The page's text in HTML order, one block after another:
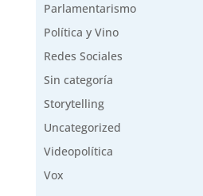
Parlamentarismo
Política y Vino
Redes Sociales
Sin categoría
Storytelling
Uncategorized
Videopolítica
Vox